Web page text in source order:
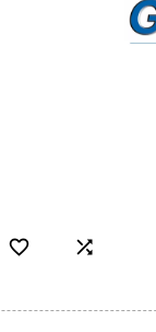
 